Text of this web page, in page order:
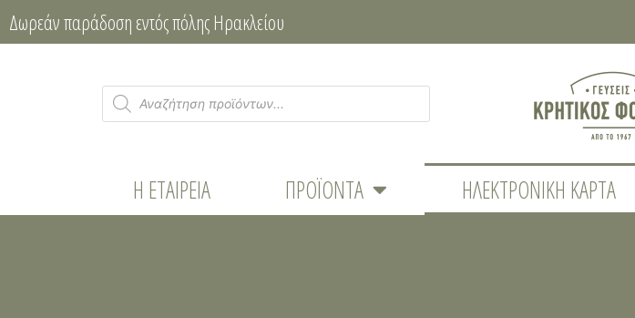
Δωρεάν παράδοση εντός πόλης Ηρακλείου
Η ΕΤΑΙΡΕΊΑ ΠΡΟΪΌΝΤΑ ΗΛΕΚΤΡΟΝΙΚΉ ΚΆΡΤΑ